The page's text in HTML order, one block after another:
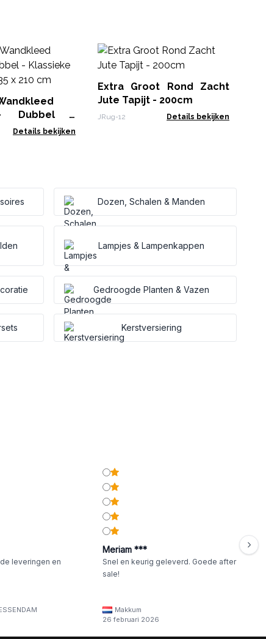
Dubbel -
- 235 x
Details bekijken
Extra Groot Rond Zacht
Jute Tapijt - 200cm
JRug-12 Details bekijken
Dozen, Schalen & Manden
Lampjes & Lampenkappen
Gedroogde Planten & Vazen
Kerstversiering
leveringen en
Meriam ***
Snel en keurig geleverd. Goede after
sale!
Makkum
26 februari 2026